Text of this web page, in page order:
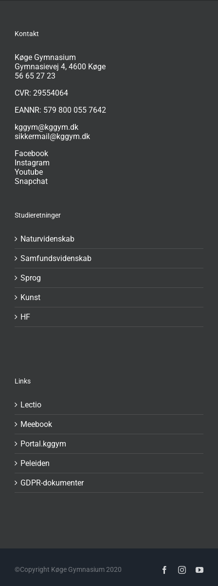
Kontakt
Køge Gymnasium
Gymnasievej 4, 4600 Køge
56 65 27 23
CVR: 29554064
EANNR: 579 800 055 7642
kggym@kggym.dk
sikkermail@kggym.dk
Facebook
Instagram
Youtube
Snapchat
Studieretninger
Naturvidenskab
Samfundsvidenskab
Sprog
Kunst
HF
Links
Lectio
Meebook
Portal.kggym
Peleiden
GDPR-dokumenter
©Copyright Køge Gymnasium 2020 FacebookInstagram